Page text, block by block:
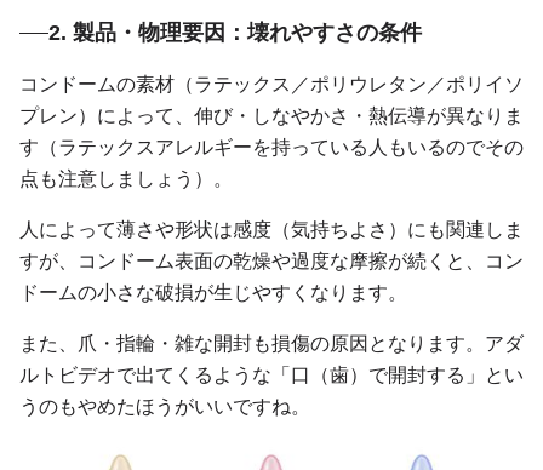
2. 製品・物理要因：壊れやすさの条件
コンドームの素材（ラテックス／ポリウレタン／ポリイソ
プレン）によって、伸び・しなやかさ・熱伝導が異なりま
す（ラテックスアレルギーを持っている人もいるのでその
点も注意しましょう）。
人によって薄さや形状は感度（気持ちよさ）にも関連しま
すが、コンドーム表面の乾燥や過度な摩擦が続くと、コン
ドームの小さな破損が生じやすくなります。
また、爪・指輪・雑な開封も損傷の原因となります。アダ
ルトビデオで出てくるような「口（歯）で開封する」とい
うのもやめたほうがいいですね。